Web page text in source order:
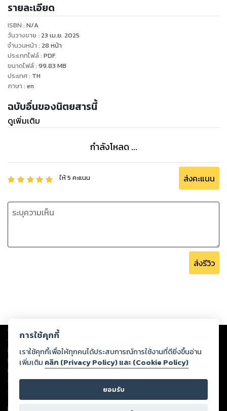
(Has same content as the printed paper.)
รายละเอียด
ISBN : N/A
วันวางขาย : 23 เม.ย. 2025
จำนวนหน้า : 28 หน้า
ประเภทไฟล์: PDF
ขนาดไฟล์: 99.83 MB
ประเทศ: TH
ภาษา : en
ฉบับอื่นของนิตยสารนี้
ดูเพิ่มเติม
กำลังโหลด ...
ให้5 คะแนน ส่งคะแนน
ส่งรีวิว
Copyright © 2026
ต่อผลงานหรือเนื้อหาใดที่อัปโหลดผ่านเว็บไซต์และปรากฏว่าละเมิดสิทธิใน
ทรัพย์สินทางปัญญาของบุคคลอื่นหรือขัดต่อกฎหมายและศีลธรรม ดังนั้น ผู้อ่าน
ทุกท่านโปรดใช้วิจารณญาณในการกลั่นกรองด้วยตนเอง และหากท่านพบว่าส่วน
หนึ่งส่วนใดขัดต่อกฎหมายและศีลธรรม กรุณาแจ้งมายังบริษัท เพื่อทีมงานจะได้
ดำเนินการในทันที ทั้งนี้ ทางสตอรี่ล็อกขอสงวนลิขสิทธิ์ตามพระราชบัญญัติ
ลิขสิทธิ์ พ.ศ. 2537 (ฉบับล่าสุด)
For support: member@ookbee.com
การใช้คุกกี้
เราใช้คุกกี้เพื่อให้ทุกคนได้ประสบการณ์การใช้งานที่ดียิ่งขึ้นอ่าน
เพิ่มเติม คลิก (Privacy Policy) และ (Cookie Policy)
ยอมรับ